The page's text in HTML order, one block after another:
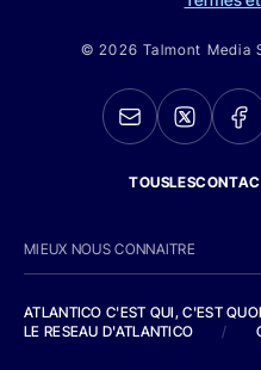
© 2026 Talmont Media
MIEUX NOUS CONNAITRE
ATLANTICO C'EST QUI, C'EST
LE RESEAU D'ATLANTICO
/